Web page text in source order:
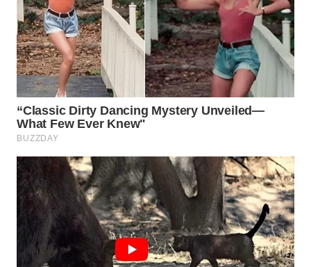
WN
BORNEO
Wahana
Media
Group
WAHANA
NEWS
WAHANA
TANI
WAHANA
ADVOKAT